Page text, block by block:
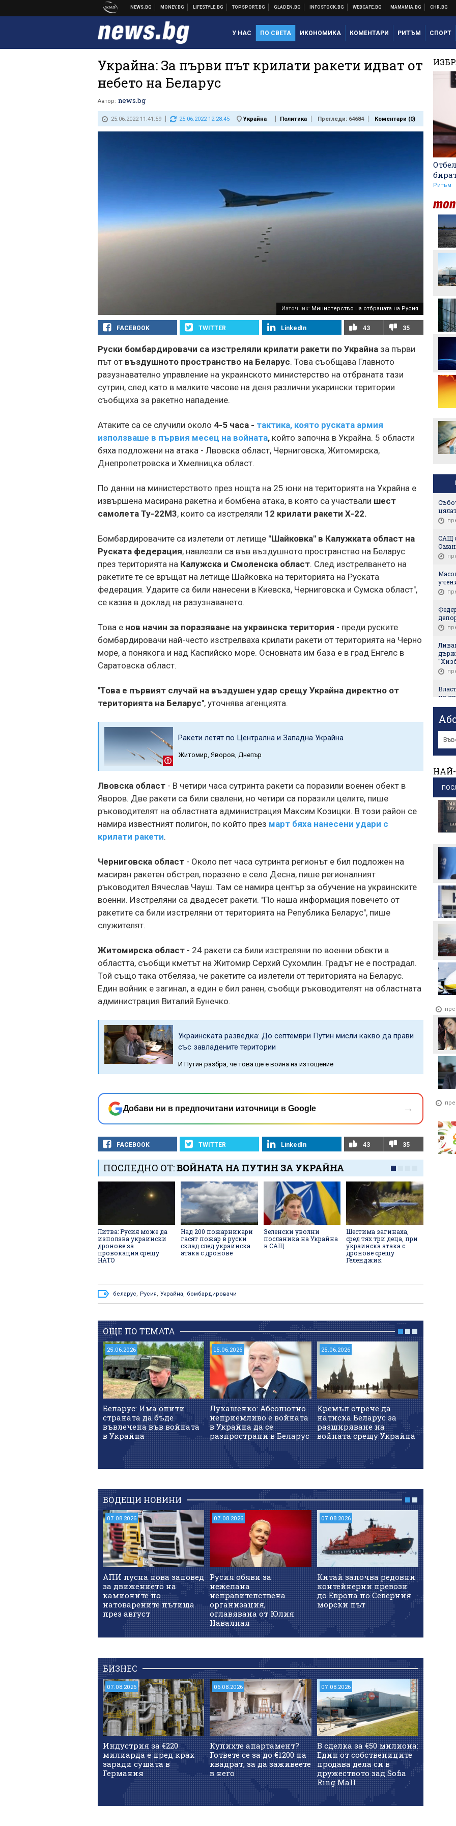
У НАС ПО СВЕТА ИКОНОМИКА КОМЕНТАРИ РИТЪМ СПОРТ
Украйна: За първи път крилати ракети идват от
небето на Беларус
Автор: news.bg
25.06.2022 11:41:59 25.06.2022 12:28:45 Украйна Политика Прегледи: 64684 Коментари (0)
Източник: Министерство на отбраната на Русия
FACEBOOK TWITTER LinkedIn 43 35
Руски бомбардировачи са изстреляли крилати ракети по Украйна за първи
път от въздушното пространство на Беларус. Това съобщава Главното
разузнавателно управление на украинското министерство на отбраната тази
сутрин, след като в малките часове на деня различни укарински територии
съобщиха за ракетно нападение.
Атаките са се случили около 4-5 часа - тактика, която руската армия
използваше в първия месец на войната, който започна в Украйна. 5 области
бяха подложени на атака - Лвовска област, Черниговска, Житомирска,
Днепропетровска и Хмелницка област.
По данни на министерството през нощта на 25 юни на територията на Украйна е
извършена масирана ракетна и бомбена атака, в която са участвали шест
самолета Ту-22М3, които са изстреляли 12 крилати ракети Х-22.
Бомбардировачите са излетели от летище "Шайковка" в Калужката област на
Руската федерация, навлезли са във въздушното пространство на Беларус
през територията на Калужска и Смоленска област. След изстрелването на
ракетите те се връщат на летище Шайковка на територията на Руската
федерация. Ударите са били нанесени в Киевска, Черниговска и Сумска област",
се казва в доклад на разузнаването.
Това е нов начин за поразяване на украинска територия - преди руските
бомбардировачи най-често изстрелваха крилати ракети от територията на Черно
море, а понякога и над Каспийско море. Основната им база е в град Енгелс в
Саратовска област.
"Това е първият случай на въздушен удар срещу Украйна директно от
територията на Беларус", уточнява агенцията.
Ракети летят по Централна и Западна Украйна
Житомир, Яворов, Днепър
Лвовска област - В четири часа сутринта ракети са поразили военен обект в
Яворов. Две ракети са били свалени, но четири са поразили целите, пише
ръководителят на областната администрация Максим Козицки. В този район се
намира известният полигон, по който през март бяха нанесени удари с
крилати ракети.
Черниговска област - Около пет часа сутринта регионът е бил подложен на
масиран ракетен обстрел, поразено е село Десна, пише регионалният
ръководител Вячеслав Чауш. Там се намира център за обучение на украинските
военни. Изстреляни са двадесет ракети. "По наша информация повечето от
ракетите са били изстреляни от територията на Република Беларус", пише
служителят.
Житомирска област - 24 ракети са били изстреляни по военни обекти в
областта, съобщи кметът на Житомир Серхий Сухомлин. Градът не е пострадал.
Той също така отбеляза, че ракетите са излетели от територията на Беларус.
Един войник е загинал, а един е бил ранен, съобщи ръководителят на областната
администрация Виталий Бунечко.
Украинската разведка: До септември Путин мисли какво да прави
със завладените територии
И Путин разбра, че това ще е война на изтощение
Добави ни в предпочитани източници в Google →
FACEBOOK TWITTER LinkedIn 43 35
ПОСЛЕДНО ОТ:ВОЙНАТА НА ПУТИН ЗА УКРАЙНА
Литва: Русия може да
използва украински
дронове за
провокация срещу
НАТО
Над 200 пожарникари
гасят пожар в руски
склад след украинска
атака с дронове
Зеленски уволни
посланика на Украйна
в САЩ
Шестима загинаха,
сред тях три деца, при
украинска атака с
дронове срещу
Геленджик
беларус, Русия, Украйна, бомбардировачи
ОЩЕ ПО ТЕМАТА
25.06.2026
Беларус: Има опити
страната да бъде
въвлечена във войната
в Украйна
15.06.2026
Лукашенко: Абсолютно
неприемливо е войната
в Украйна да се
разпространи в Беларус
25.06.2026
Кремъл отрече да
натиска Беларус за
разширяване на
войната срещу Украйна
ВОДЕЩИ НОВИНИ
07.08.2026
АПИ пусна нова заповед
за движението на
камионите по
натоварените пътища
през август
07.08.2026
Русия обяви за
нежелана
неправителствена
организация,
оглавявана от Юлия
Навалная
07.08.2026
Китай започва редовни
контейнерни превози
до Европа по Северния
морски път
БИЗНЕС
07.08.2026
Индустрия за €220
милиарда е пред крах
заради сушата в
Германия
06.08.2026
Купихте апартамент?
Гответе се за до €1200 на
квадрат, за да заживеете
в него
07.08.2026
В сделка за €50 милиона:
Един от собствениците
продава дела си в
дружеството зад Sofia
Ring Mall
Ритъм
подкрепата си за Джани
Инфантино
Формула 1 планира
спринтовите
състезания през 2027
година
Леонардо Бонучи ще
бъде част от екипа на
Олимпиакос за Акрам
Бурас
САЩ
Оман
на
на
на
АПИ